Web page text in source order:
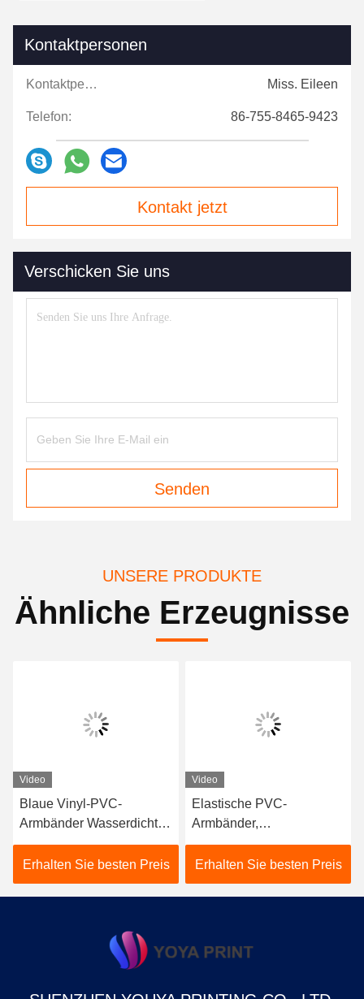
Kontaktpersonen
Kontaktpersonen: Miss. Eileen
Telefon: 86-755-8465-9423
Kontakt jetzt
Verschicken Sie uns
Senden
UNSERE PRODUKTE
Ähnliche Erzeugnisse
Video
Blaue Vinyl-PVC-
Armbänder Wasserdicht
für Wassersport und
Sportveranstaltungen
Erhalten Sie besten Preis
Video
Elastische PVC-
Armbänder,
kundenspezifische weiche
Vinyl-Armbänder.
Erhalten Sie besten Preis